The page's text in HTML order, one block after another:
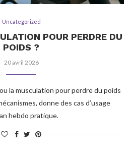
Uncategorized
POUR PERDRE DU
POIDS ?
20 avril 2026
la musculation pour perdre du poids
donne des cas d’usage
hebdo pratique.